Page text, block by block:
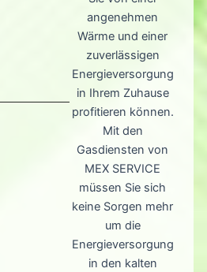
angenehmen
Wärme und einer
zuverlässigen
Energieversorgung
in Ihrem Zuhause
profitieren können.
Mit den
Gasdiensten von
MEX SERVICE
müssen Sie sich
keine Sorgen mehr
um die
Energieversorgung
in den kalten